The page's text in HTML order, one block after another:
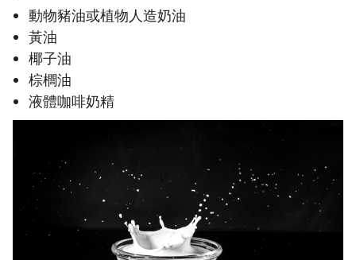
動物豬油或植物人造奶油
黃油
椰子油
棕櫚油
液體咖啡奶精